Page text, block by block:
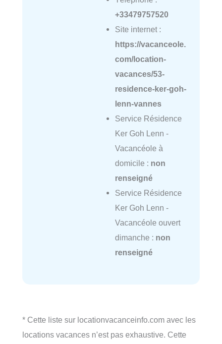
+33479757520
Site internet :
https://vacanceole.
com/location-
vacances/53-
residence-ker-goh-
lenn-vannes
Service Résidence
Ker Goh Lenn -
Vacancéole à
domicile : non
renseigné
Service Résidence
Ker Goh Lenn -
Vacancéole ouvert
dimanche : non
renseigné
* Cette liste sur locationvacanceinfo.com avec les
locations vacances n’est pas exhaustive. Cette